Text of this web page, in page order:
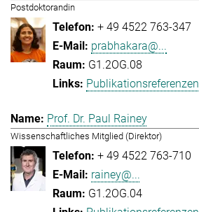
Postdoktorandin
+ 49 4522 763-347
prabhakara@...
G1.2OG.08
Publikationsreferenzen
Prof. Dr. Paul Rainey
Wissenschaftliches Mitglied (Direktor)
+ 49 4522 763-710
rainey@...
G1.2OG.04